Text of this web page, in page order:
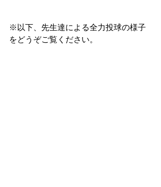
※以下、先生達による全力投球の様子
をどうぞご覧ください。